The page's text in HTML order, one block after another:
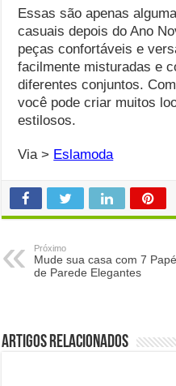
Essas são apenas
casuais depois do Ano
peças confortáveis ​​e
facilmente misturadas e
diferentes conjuntos.
você pode criar muitos
estilosos.
Via > Eslamoda
Próximo
Mude sua casa com 7
de Parede Elegantes
Artigos Relacionados